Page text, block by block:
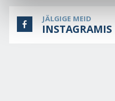
JÄLGIGE MEID
INSTAGRAMIS